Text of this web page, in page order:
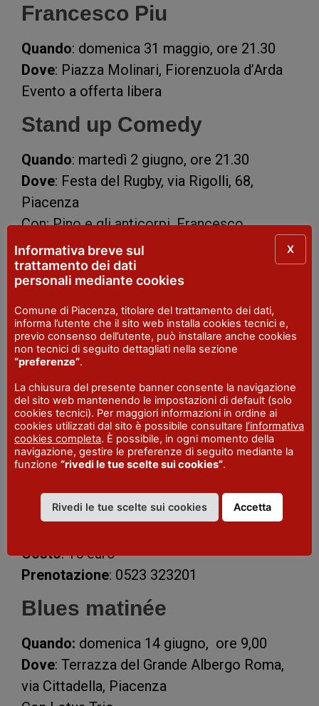
Francesco Piu
Quando: domenica 31 maggio, ore 21.30
Dove: Piazza Molinari, Fiorenzuola d’Arda
Evento a offerta libera
Stand up Comedy
Quando: martedì 2 giugno, ore 21.30
Dove: Festa del Rugby, via Rigolli, 68,
Piacenza
Con: Pino e gli anticorpi, Francesco
MIgliazza, Gigi Rock, Steva Vogogna
Biglietti disponibili su
Quando: venerdì 5 giugno, ore 22
Dove: Festa del Rugby, via Rigolli, 68,
Biglietti disponibili suTicketone.
Blues matinée
Quando:domenica 7 giugno, ore 9,00
Dove: Terrazza del Grande Albergo Roma,
via Cittadella, Piacenza
Costo: 15 euro
Prenotazione: 0523 323201
Blues matinée
Quando: domenica 14 giugno, ore 9,00
Dove: Terrazza del Grande Albergo Roma,
via Cittadella, Piacenza
Informativa breve sul
trattamento dei dati
personali mediante cookies
Comune di Piacenza, titolare del trattamento dei dati,
informa l’utente che il sito web installa cookies tecnici e,
previo consenso dell’utente, può installare anche cookies
non tecnici di seguito dettagliati nella sezione
“preferenze”.
La chiusura del presente banner consente la navigazione
del sito web mantenendo le impostazioni di default (solo
cookies tecnici). Per maggiori informazioni in ordine ai
cookies utilizzati dal sito è possibile consultare l’informativa
cookies completa. È possibile, in ogni momento della
navigazione, gestire le preferenze di seguito mediante la
funzione “rivedi le tue scelte sui cookies”.
Rivedi le tue scelte sui cookies Accetta
X